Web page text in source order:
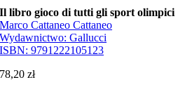
Il libro gioco di tutti gli sport olimpici
Marco Cattaneo Cattaneo
Wydawnictwo:Gallucci
ISBN:9791222105123
78,20zł